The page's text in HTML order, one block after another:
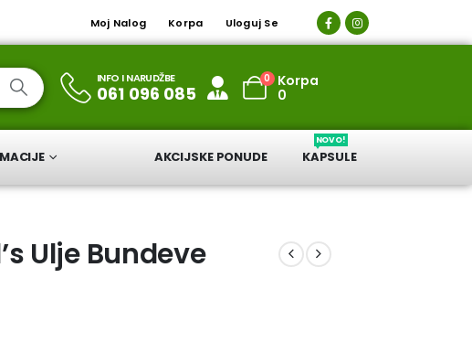
Moj Nalog Korpa Uloguj Se
INFO I NARUDŽBE
061 096 085
0
Korpa
0
AKCIJSKE PONUDE KAPSULE
NOVO!
Ulje Bundeve